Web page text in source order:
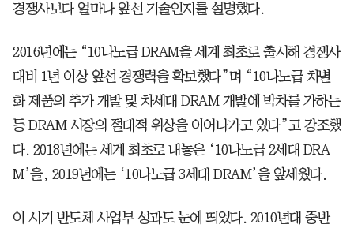
경쟁사보다 얼마나 앞선 기술인지를 설명했다.
2016년에는 “10나노급 DRAM을 세계 최초로 출시해 경쟁사
대비 1년 이상 앞선 경쟁력을 확보했다”며 “10나노급 차별
화 제품의 추가 개발 및 차세대 DRAM 개발에 박차를 가하는
등 DRAM 시장의 절대적 위상을 이어나가고 있다”고 강조했
다. 2018년에는 세계 최초로 내놓은 ‘10나노급 2세대 DRA
M’을, 2019년에는 ‘10나노급 3세대 DRAM’을 앞세웠다.
이 시기 반도체 사업부 성과도 눈에 띄었다. 2010년대 중반